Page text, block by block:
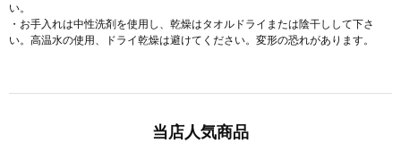
当店人気商品
い。
・お手入れは中性洗剤を使用し、乾燥はタオルドライまたは陰干しして下さ
い。高温水の使用、ドライ乾燥は避けてください。変形の恐れがあります。